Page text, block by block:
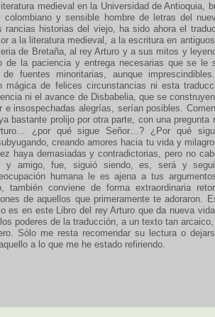
medieval en la Universidad de Antioquia,
colombiano y sensible hombre de letras del
rancias historias del viejo, ha sido ahora el
a la literatura medieval, a la escritura en
de Bretaña, al rey Arturo y a sus mitos y
de la paciencia y entrega necesarias que se le
fuentes minoritarias, aunque
mágica de felices circunstancias ni esta
ni el avance de Disbabelia, que se
e insospechadas alegrías, serían posibles.
bastante prolijo por otra parte, con una pregunta
¿por qué sigue Señor…? ¿Por qué
creando amores hacia tu vida y
haya demasiadas y contradictorias, pero no
amigo, fue, siguió siendo, es, será y
humana le es ajena a tus
también conviene de forma extraordinaria
de aquellos que primeramente te adoraron.
es en este Libro del rey Arturo que da nueva
poderes de la traducción, a un texto tan arcaico,
Sólo me resta recomendar su lectura o
a lo que me he estado refiriendo.